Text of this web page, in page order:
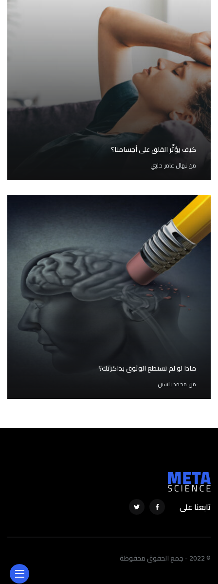
كيف يؤثِّر القلق على أجسامنا؟
مننِهال عامر حلبي
ماذا لو لم تستطع الوثوق بذاكرتك؟
من محمد ياسين
تابعنا على
© 2022 - جمع الحقوق محفوظة